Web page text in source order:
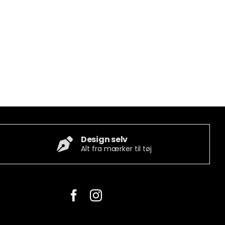
Design selv
Alt fra mærker til tøj